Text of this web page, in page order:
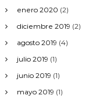
enero 2020 (2)
diciembre 2019 (2)
agosto 2019 (4)
julio 2019 (1)
junio 2019 (1)
mayo 2019 (1)